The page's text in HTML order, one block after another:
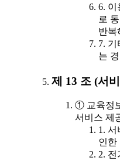
6. 이
로
반복
7. 기
는
제 13 조 (서
① 교육정
서비스 제
1.
인한
2.